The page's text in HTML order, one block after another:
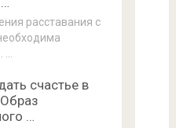
расставания с
счастье в
…